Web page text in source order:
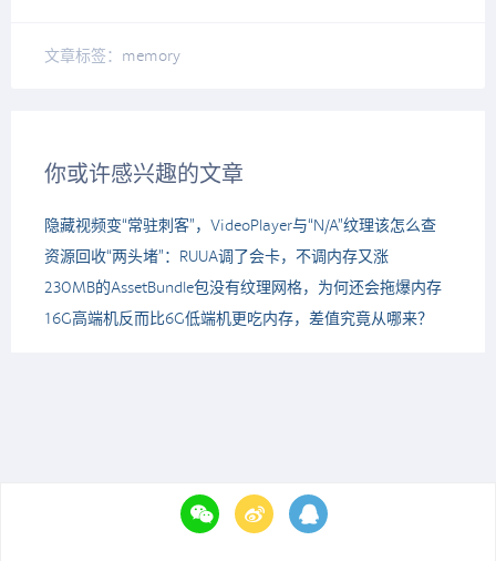
文章标签： memory
你或许感兴趣的文章
隐藏视频变“常驻刺客”，VideoPlayer与“N/A”纹理该怎么查
资源回收“两头堵”：RUUA调了会卡，不调内存又涨
230MB的AssetBundle包没有纹理网格，为何还会拖爆内存
16G高端机反而比6G低端机更吃内存，差值究竟从哪来？